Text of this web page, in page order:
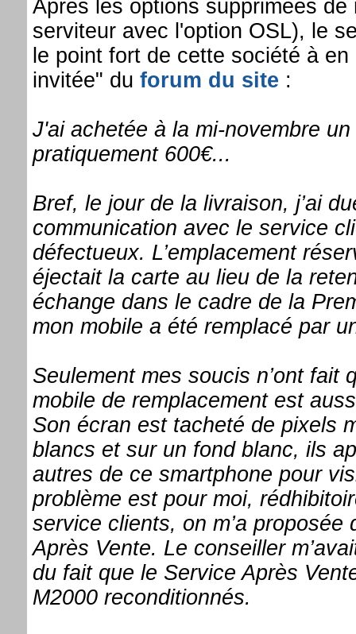
Après les options supprimées
serviteur avec l'option OSL), le
le point fort de cette société à
invitée" du forum du site :
J'ai achetée à la mi-novembre
pratiquement 600€...
Bref, le jour de la livraison, j’ai
communication avec le service
défectueux. L’emplacement
éjectait la carte au lieu de la
échange dans le cadre de la
mon mobile a été remplacé par
Seulement mes soucis n’ont fait
mobile de remplacement est
Son écran est tacheté de pixels
blancs et sur un fond blanc, ils
autres de ce smartphone pour
problème est pour moi,
service clients, on m’a
Après Vente. Le conseiller
du fait que le Service Après
M2000 reconditionnés.